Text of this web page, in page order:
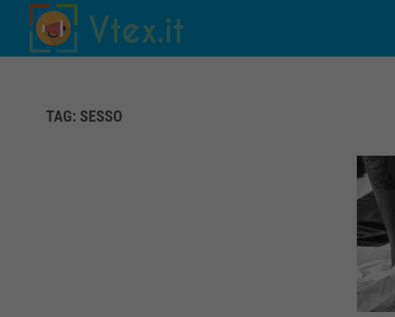
Skip to main content
TAG: SESSO